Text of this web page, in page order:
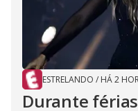
ESTRELANDO / HÁ 2
Durante